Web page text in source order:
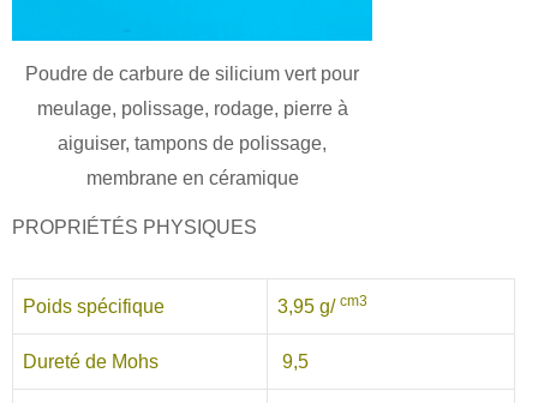
Poudre de carbure de silicium vert pour
meulage, polissage, rodage, pierre à
aiguiser, tampons de polissage,
membrane en céramique
PROPRIÉTÉS PHYSIQUES
Poids spécifique 3,95 g/ cm3
Dureté de Mohs 9,5